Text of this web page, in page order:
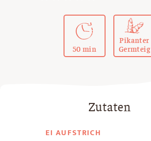
50 min
Pikanter
Germteig
Zutaten
EI AUFSTRICH